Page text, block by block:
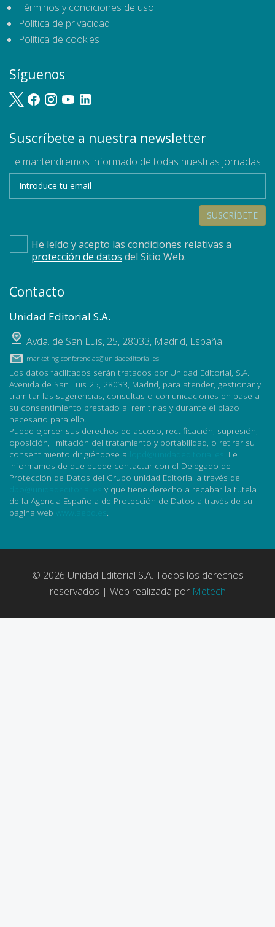
Términos y condiciones de uso
Política de privacidad
Política de cookies
Síguenos
Suscríbete a nuestra newsletter
Te mantendremos informado de todas nuestras jornadas
SUSCRÍBETE
He leído y acepto las condiciones relativas a
protección de datos del Sitio Web.
Contacto
Unidad Editorial S.A.
Avda. de San Luis, 25, 28033, Madrid, España
marketing.conferencias@unidadeditorial.es
Los datos facilitados serán tratados por Unidad Editorial, S.A.
Avenida de San Luis 25, 28033, Madrid, para atender, gestionar y
tramitar las sugerencias, consultas o comunicaciones en base a
su consentimiento prestado al remitirlas y durante el plazo
necesario para ello.
Puede ejercer sus derechos de acceso, rectificación, supresión,
oposición, limitación del tratamiento y portabilidad, o retirar su
consentimiento dirigiéndose a
. Le
informamos de que puede contactar con el Delegado de
Protección de Datos del Grupo unidad Editorial a través de
y que tiene derecho a recabar la tutela
de la Agencia Española de Protección de Datos a través de su
página web
.
© 2026 Unidad Editorial S.A. Todos los derechos
reservados | Web realizada por Metech